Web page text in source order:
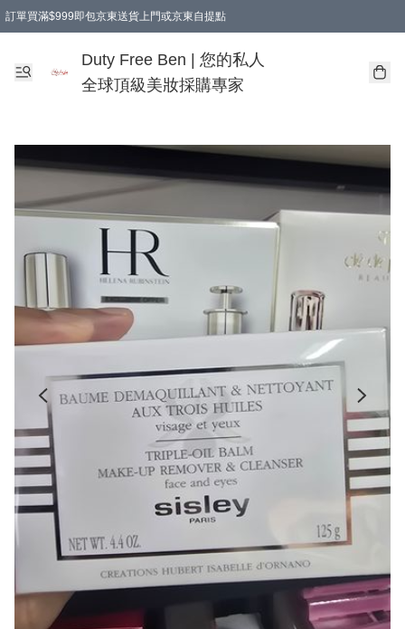
訂單買滿$999即包京東送貨上門或京東自提點
Duty Free Ben | 您的私人
全球頂級美妝採購專家